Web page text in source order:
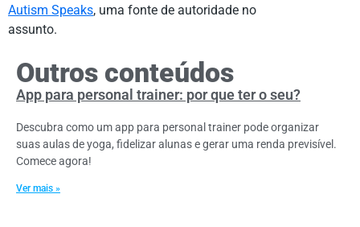
Autism Speaks, uma fonte de autoridade no
assunto.
Outros conteúdos
App para personal trainer: por que ter o seu?
Descubra como um app para personal trainer pode organizar
suas aulas de yoga, fidelizar alunas e gerar uma renda previsível.
Comece agora!
Ver mais »